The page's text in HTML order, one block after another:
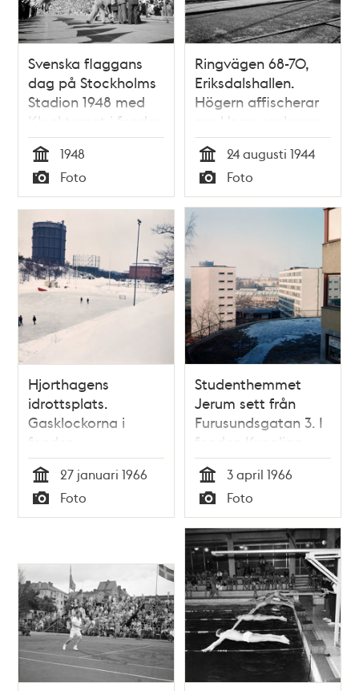
Svenska flaggans
dag på Stockholms
Stadion 1948 med
Klocktornet i fonden
Tid
1948
Typ
Foto
Ringvägen 68-70,
Eriksdalshallen.
Högern affischerar
om Ungsvenskarna
och Högerns stora
valträff.
Stockholmshögerns
ordförande Gunnar
Ljungqvist ska tala
och Jussi Björling
Tid
24 augusti 1944
Typ
Foto
Hjorthagens
idrottsplats.
Gasklockorna i
fonden
Tid
27 januari 1966
Typ
Foto
Studenthemmet
Jerum sett från
Furusundsgatan 3. I
fonden Kungliga
Tennishallen och
Hjorthagen
Tid
3 april 1966
Typ
Foto